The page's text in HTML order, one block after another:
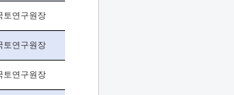
토연구원장
토연구원장
토연구원장